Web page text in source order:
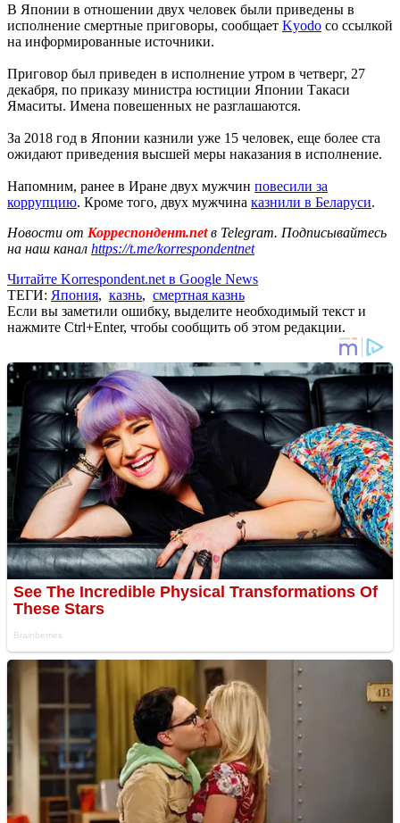
В Японии в отношении двух человек были приведены в
исполнение смертные приговоры, сообщает Kyodo со ссылкой
на информированные источники.
Приговор был приведен в исполнение утром в четверг, 27
декабря, по приказу министра юстиции Японии Такаси
Ямаситы. Имена повешенных не разглашаются.
За 2018 год в Японии казнили уже 15 человек, еще более ста
ожидают приведения высшей меры наказания в исполнение.
Напомним, ранее в Иране двух мужчин повесили за
коррупцию. Кроме того, двух мужчина казнили в Беларуси.
Новости от Корреспондент.netв Telegram. Подписывайтесь
на наш канал https://t.me/korrespondentnet
Читайте Korrespondent.net в Google News
ТЕГИ: Япония, казнь, смертная казнь
Если вы заметили ошибку, выделите необходимый текст и
нажмите Ctrl+Enter, чтобы сообщить об этом редакции.